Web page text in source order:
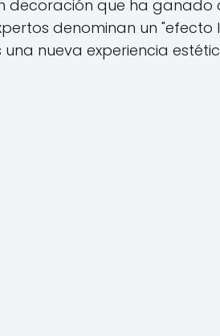
decoración que ha
denominan un
nueva experiencia